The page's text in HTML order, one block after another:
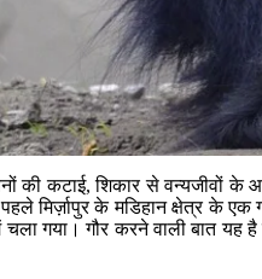
की कटाई, शिकार से
मिर्ज़ापुर के मडिहान क्षेत्र के
चला गया। गौर करने वाली बात